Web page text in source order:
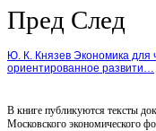
Пред След
Ю. К. Князев Экономика для
ориентированное развити…
В книге публикуются тексты
Московского экономического